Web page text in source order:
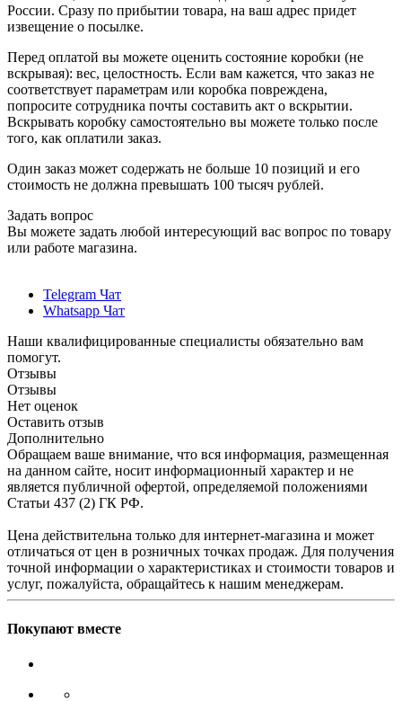
России. Сразу по прибытии товара, на ваш адрес придет
извещение о посылке.
Перед оплатой вы можете оценить состояние коробки (не
вскрывая): вес, целостность. Если вам кажется, что заказ не
соответствует параметрам или коробка повреждена,
попросите сотрудника почты составить акт о вскрытии.
Вскрывать коробку самостоятельно вы можете только после
того, как оплатили заказ.
Один заказ может содержать не больше 10 позиций и его
стоимость не должна превышать 100 тысяч рублей.
Задать вопрос
Вы можете задать любой интересующий вас вопрос по товару
или работе магазина.
Telegram Чат
Whatsapp Чат
Наши квалифицированные специалисты обязательно вам
помогут.
Отзывы
Отзывы
Нет оценок
Оставить отзыв
Дополнительно
Обращаем ваше внимание, что вся информация, размещенная
на данном сайте, носит информационный характер и не
является публичной офертой, определяемой положениями
Статьи 437 (2) ГК РФ.
Цена действительна только для интернет-магазина и может
отличаться от цен в розничных точках продаж. Для получения
точной информации о характеристиках и стоимости товаров и
услуг, пожалуйста, обращайтесь к нашим менеджерам.
Покупают вместе